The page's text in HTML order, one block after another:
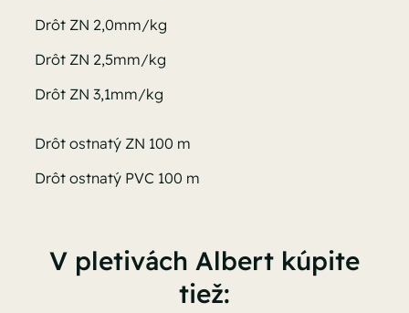
Drôt ZN 2,0mm/kg
Drôt ZN 2,5mm/kg
Drôt ZN 3,1mm/kg
Drôt ostnatý ZN 100 m
Drôt ostnatý PVC 100 m
V pletivách Albert kúpite
tiež: